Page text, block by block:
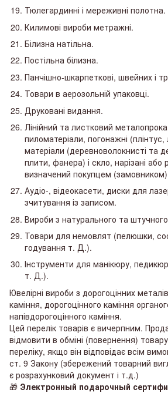
Тюлегардинні і мереживні полотна.
Килимові вироби метражні.
Білизна натільна.
Постільна білизна.
Панчішно-шкарпеткові, швейних і
Товари в аерозольній упаковці.
Друковані видання.
Лінійний та листковий
пиломатеріали, погонажні
матеріали (деревноволокнисті та
плити, фанера) і скло, нарізані або
визначений покупцем
Аудіо-, відеокасети, диски для
зчитування із записом.
Вироби з натурального та
Товари для немовлят (пелюшки,
годування т. Д.).
Інструменти для манікюру,
т. Д.).
Ювелірні вироби з дорогоцінних
каміння, дорогоцінного каміння
напівдорогоцінного каміння.
Цей перелік товарів є вичерпним.
відмовити в обміні (повернення)
переліку, якщо він відповідає всім
ст. 9 Закону (збережений товарний
є розрахунковий документ і т.д.)
🎁 Электронный подарочный